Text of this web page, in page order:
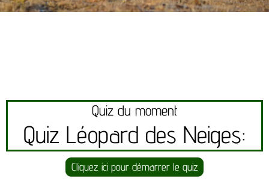
Quiz du moment
Quiz Léopard des Neiges:
Cliquez ici pour démarrer le quiz